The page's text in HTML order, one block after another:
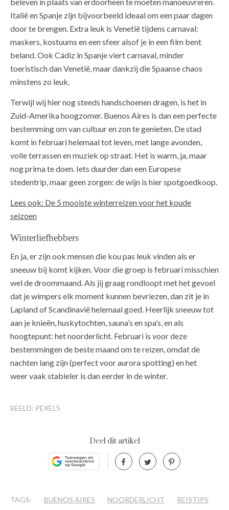
Italië en Spanje zijn bijvoorbeeld ideaal om een paar dagen
door te brengen. Extra leuk is Venetië tijdens carnaval:
maskers, kostuums en een sfeer alsof je in een film bent
beland. Ook Cádiz in Spanje viert carnaval, minder
toeristisch dan Venetië, maar dankzij die Spaanse chaos
minstens zo leuk.
Terwijl wij hier nog steeds handschoenen dragen, is het in
Zuid-Amerika hoogzomer. Buenos Aires is dan een perfecte
bestemming om van cultuur en zon te genieten. De stad
komt in februari helemaal tot leven, met lange avonden,
volle terrassen en muziek op straat. Het is warm, ja, maar
nog prima te doen. Iets duurder dan een Europese
stedentrip, maar geen zorgen: de wijn is hier spotgoedkoop.
Lees ook: De 5 mooiste winterreizen voor het koude
seizoen
Winterliefhebbers
En ja, er zijn ook mensen die kou pas leuk vinden als er
sneeuw bij komt kijken. Voor die groep is februari misschien
wel de droommaand. Als jij graag rondloopt met het gevoel
dat je wimpers elk moment kunnen bevriezen, dan zit je in
Lapland of Scandinavië helemaal goed. Heerlijk sneeuw tot
aan je knieën, huskytochten, sauna’s en spa’s, en als
hoogtepunt: het noorderlicht. Februari is voor deze
bestemmingen de beste maand om te reizen, omdat de
nachten lang zijn (perfect voor aurora spotting) en het
weer vaak stabieler is dan eerder in de winter.
BEELD: PEXELS
Deel dit artikel
TAGS: BUENOS AIRES NOORDERLICHT
REISTIPS